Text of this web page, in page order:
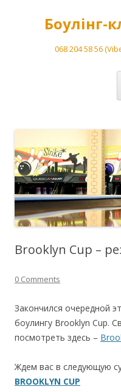
Боулінг-
068 204 58 56
Brooklyn Cup –
0 Comments
Закончился очередной
боулингу Brooklyn Cup.
посмотреть здесь –
Ждем вас в следующую
BROOKLYN CUP